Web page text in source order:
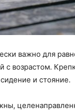
важно для
возрастом.
и стояние.